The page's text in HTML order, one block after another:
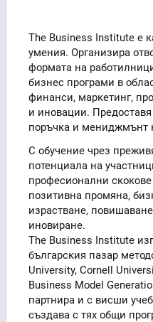
The Business Institute е
умения. Организира
формата на
бизнес програми в
финанси, маркетинг,
и иновации.
поръчка и мениджмънт
С обучение чрез
потенциала на
професионални
позитивна промяна,
израстване,
иновиране.
The Business Institute
българския пазар
University, Cornell
Business Model
партнира и с висши
създава с тях общи